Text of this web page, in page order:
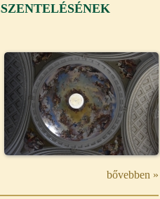
bővebben »